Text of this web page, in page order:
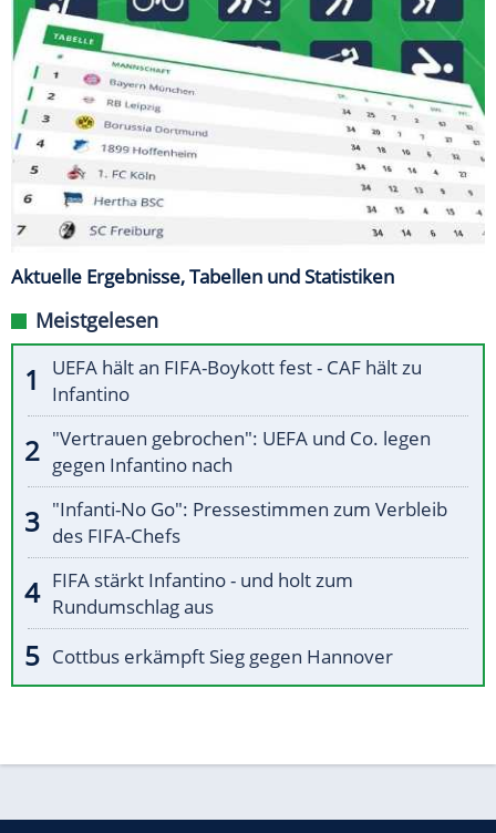
Aktuelle Ergebnisse, Tabellen und Statistiken
Meistgelesen
UEFA hält an FIFA-Boykott fest - CAF hält zu
Infantino
"Vertrauen gebrochen": UEFA und Co. legen
gegen Infantino nach
"Infanti-No Go": Pressestimmen zum Verbleib
des FIFA-Chefs
FIFA stärkt Infantino - und holt zum
Rundumschlag aus
Cottbus erkämpft Sieg gegen Hannover